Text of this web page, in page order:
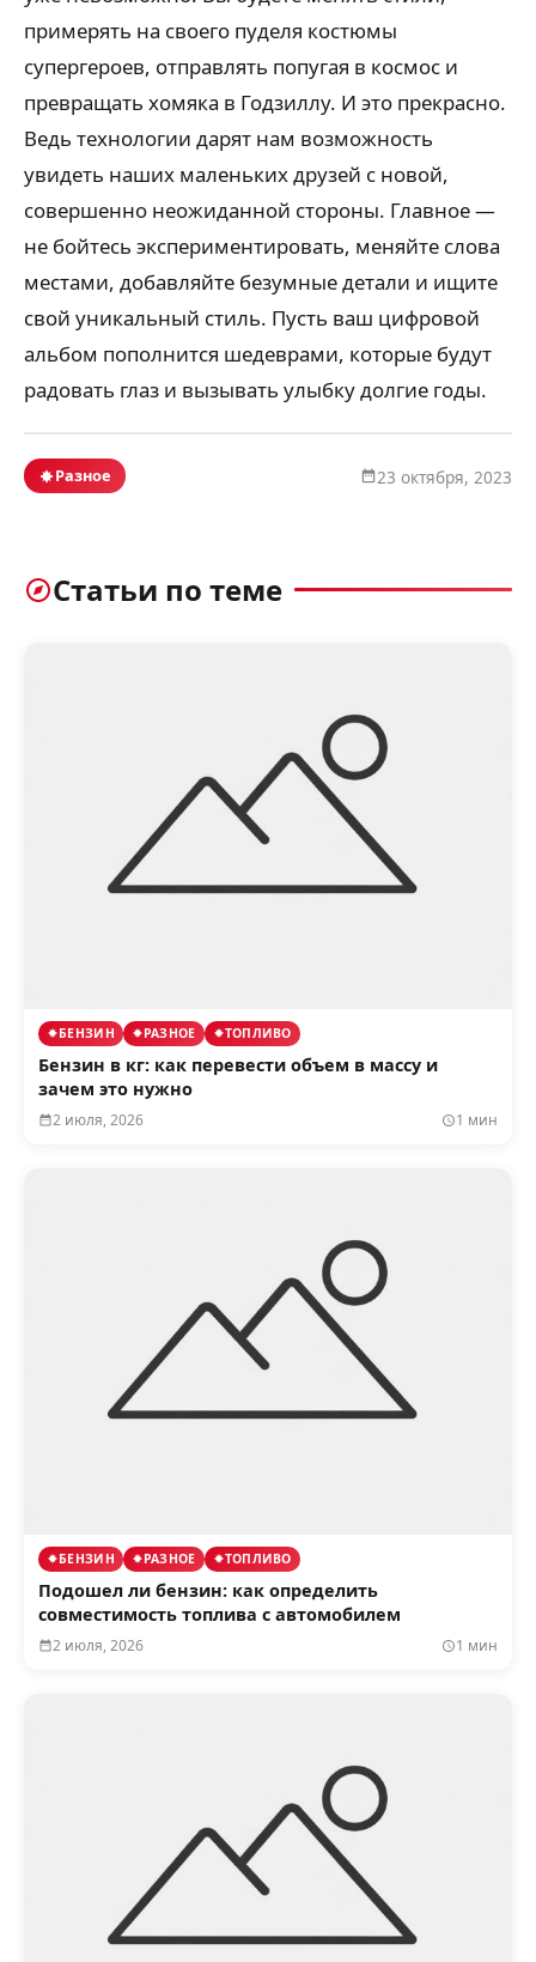
примерять на своего пуделя костюмы
супергероев, отправлять попугая в космос и
превращать хомяка в Годзиллу. И это прекрасно.
Ведь технологии дарят нам возможность
увидеть наших маленьких друзей с новой,
совершенно неожиданной стороны. Главное —
не бойтесь экспериментировать, меняйте слова
местами, добавляйте безумные детали и ищите
свой уникальный стиль. Пусть ваш цифровой
альбом пополнится шедеврами, которые будут
радовать глаз и вызывать улыбку долгие годы.
Разное 23 октября, 2023
Статьи по теме
БЕНЗИН РАЗНОЕ ТОПЛИВО
Бензин в кг: как перевести объем в массу и
зачем это нужно
2 июля, 2026 1 мин
БЕНЗИН РАЗНОЕ ТОПЛИВО
Подошел ли бензин: как определить
совместимость топлива с автомобилем
2 июля, 2026 1 мин